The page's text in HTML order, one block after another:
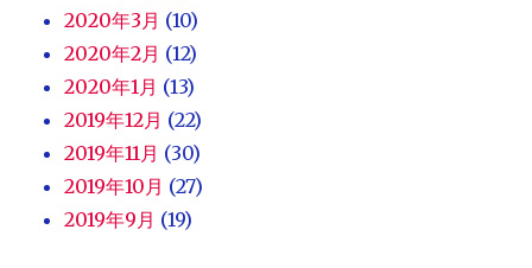
2020年3月 (10)
2020年2月 (12)
2020年1月 (13)
2019年12月 (22)
2019年11月 (30)
2019年10月 (27)
2019年9月 (19)